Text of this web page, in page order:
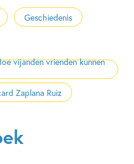
Geschiedenis
vijanden vrienden kunnen
Zaplana Ruiz